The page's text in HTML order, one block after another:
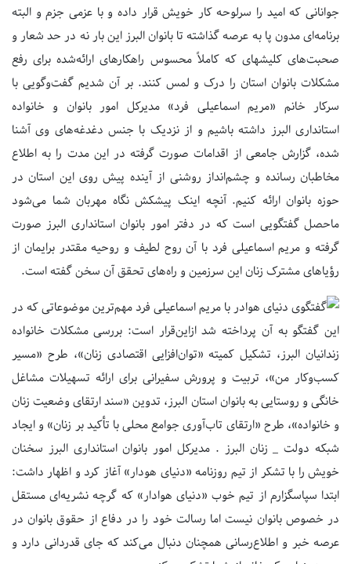
جوانانی که امید را سرلوحه کار خویش قرار داده و با عزمی جزم و البته
برنامه‌ای مدون پا به عرصه گذاشته تا بانوان البرز این بار نه در حد شعار و
صحبت‌های کلیشه‎ای که کاملاً محسوس راهکارهای ارائه‌شده برای رفع
مشکلات بانوان استان را درک و لمس کنند. بر آن شدیم گفت‌وگویی با
سرکار خانم «مریم اسماعیلی فرد» مدیرکل امور بانوان و خانواده
استانداری البرز داشته باشیم و از نزدیک با جنس دغدغه‌های وی آشنا
شده، گزارش جامعی از اقدامات صورت گرفته در این مدت را به اطلاع
مخاطبان رسانده و چشم‌انداز روشنی از آینده پیش روی این استان در
حوزه بانوان ارائه کنیم. آنچه اینک پیشکش نگاه مهربان شما می‌شود
ماحصل گفتگویی است که در دفتر امور بانوان استانداری البرز صورت
گرفته و مریم اسماعیلی فرد با آن روح لطیف و روحیه مقتدر برایمان از
رؤیاهای مشترک زنان این سرزمین و راه‌های تحقق آن سخن گفته است.
مهم‌ترین موضوعاتی که در
این گفتگو به آن پرداخته شد ازاین‌قرار است: بررسی مشکلات خانواده
زندانیان البرز، تشکیل کمیته «توان‌افزایی اقتصادی زنان»، طرح «مسیر
کسب‌وکار من»، تربیت و پرورش سفیرانی برای ارائه تسهیلات مشاغل
خانگی و روستایی به بانوان استان البرز، تدوین «سند ارتقای وضعیت زنان
و خانواده»، طرح «ارتقای تاب‌آوری جوامع محلی با تأکید بر زنان» و ایجاد
شبکه دولت _ زنان البرز . مدیرکل امور بانوان استانداری البرز سخنان
خویش را با تشکر از تیم روزنامه «دنیای هودار» آغاز کرد و اظهار داشت:
ابتدا سپاسگزارم از تیم خوب «دنیای هوادار» که گرچه نشریه‌ای مستقل
در خصوص بانوان نیست اما رسالت خود را در دفاع از حقوق بانوان در
عرصه خبر و اطلاع‌رسانی همچنان دنبال می‌کند که جای قدردانی دارد و